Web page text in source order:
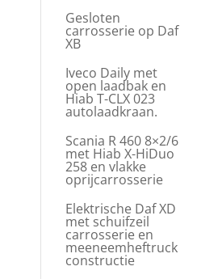
Gesloten
carrosserie op Daf
XB
Iveco Daily met
open laadbak en
Hiab T-CLX 023
autolaadkraan.
Scania R 460 8×2/6
met Hiab X-HiDuo
258 en vlakke
oprijcarrosserie
Elektrische Daf XD
met schuifzeil
carrosserie en
meeneemheftruck
constructie